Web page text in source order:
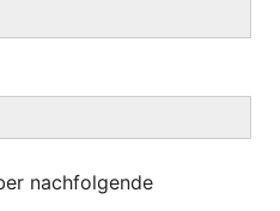
nachfolgende